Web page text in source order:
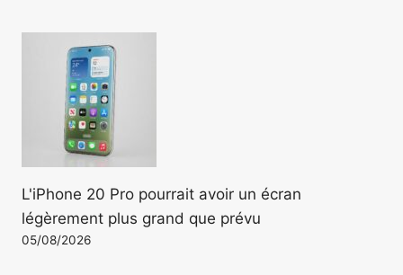
L'iPhone 20 Pro pourrait avoir un écran
légèrement plus grand que prévu
05/08/2026